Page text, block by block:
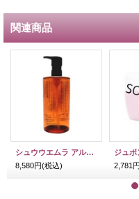
関連商品
シュウウエムラ アルティム8 スブリム ビューティ クレンジング オイル 450ml
8,580円(税込)
2,781円